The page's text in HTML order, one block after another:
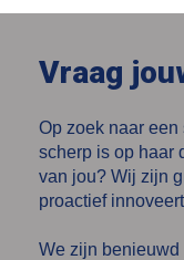
Vraag
Op zoek naar
scherp is op haar
van jou? Wij zijn
proactief
We zijn